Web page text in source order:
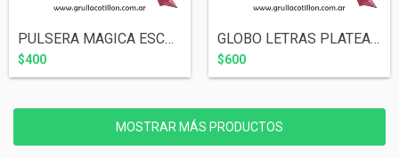
PULSERA MAGICA ESCAMAS SIRENA
$400
GLOBO LETRAS PLATEADO 16" (ELEGIR L...
$600
MOSTRAR MÁS PRODUCTOS